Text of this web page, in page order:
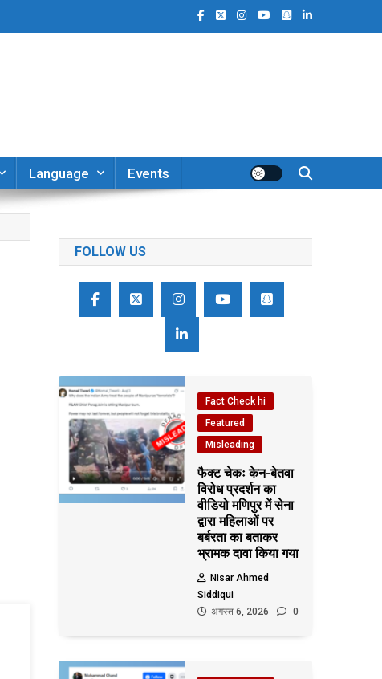
Language Events
FOLLOW US
Fact Check hi
Featured
Misleading
फैक्ट चेकः केन-बेतवा
विरोध प्रदर्शन का
वीडियो मणिपुर में सेना
द्वारा महिलाओं पर
बर्बरता का बताकर
भ्रामक दावा किया गया
Nisar Ahmed
Siddiqui
अगस्त 6, 2026
0